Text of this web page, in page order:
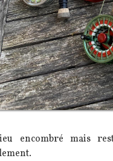
encombré mais